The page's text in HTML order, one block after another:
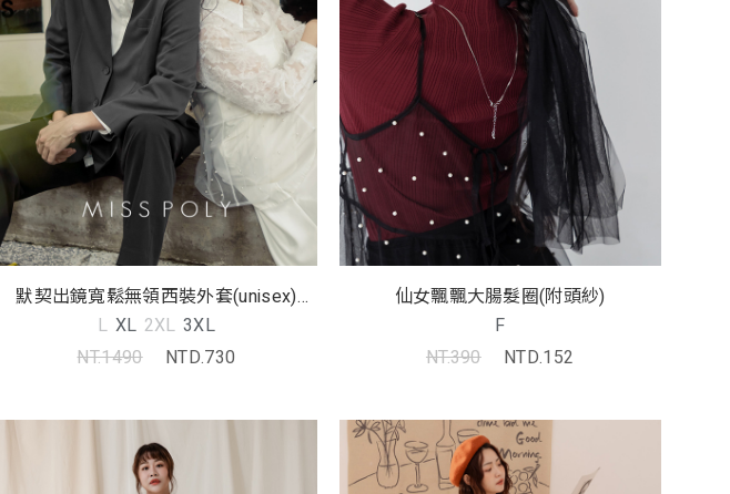
默契出鏡寬鬆無領西裝外套(unisex)
MISS
L XL 2XL 3XL
NT.1490
NTD.730
仙女飄飄大腸髮圈(附頭紗)
F
NT.390
NTD.152